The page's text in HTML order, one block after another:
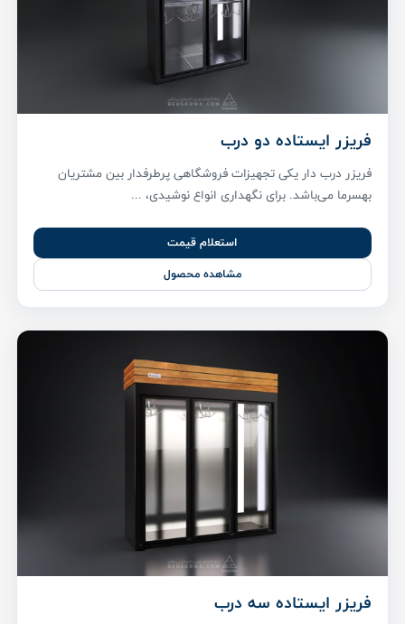
فریزر ایستاده دو درب
فریزر درب دار یکی تجهیزات فروشگاهی پر‌طرفدار بین مشتریان
بهسرما می‌باشد. برای نگهداری انواع نوشیدی، ...
استعلام قیمت
مشاهده محصول
فریزر ایستاده سه درب